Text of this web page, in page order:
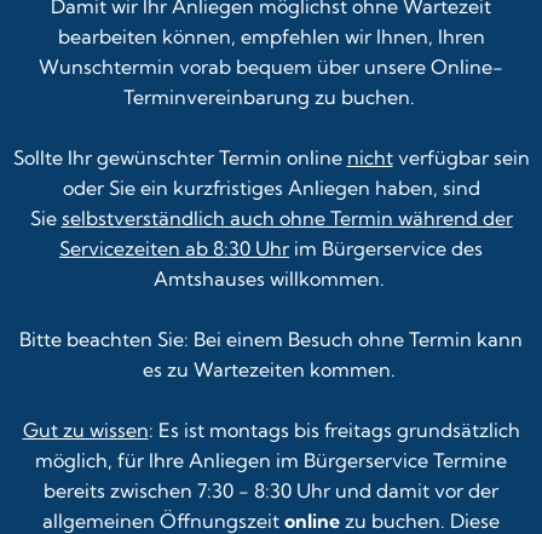
Damit wir Ihr Anliegen möglichst ohne Wartezeit
bearbeiten können, empfehlen wir Ihnen, Ihren
Wunschtermin vorab bequem über unsere Online-
Terminvereinbarung zu buchen.
Sollte Ihr gewünschter Termin online nichtverfügbar sein
oder Sie ein kurzfristiges Anliegen haben, sind
Sie selbstverständlich auch ohne Termin während der
Servicezeiten ab 8:30 Uhr im Bürgerservice des
Amtshauses willkommen.
Bitte beachten Sie: Bei einem Besuch ohne Termin kann
es zu Wartezeiten kommen.
Gut zu wissen: Es ist montags bis freitags grundsätzlich
möglich, für Ihre Anliegen im Bürgerservice Termine
bereits zwischen 7:30 - 8:30 Uhr und damit vor der
allgemeinen Öffnungszeit online zu buchen. Diese